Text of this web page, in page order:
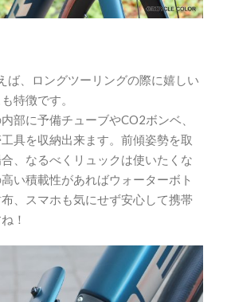
ば、ロングツーリングの際に嬉しい
特徴です。
部に予備チューブやCO2ボンベ、
具を収納出来ます。前傾姿勢を取
、なるべくリュックは使いたくな
い積載性があればウォーターボト
、スマホも気にせず安心して携帯
！